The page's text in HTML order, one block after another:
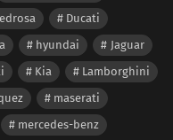
Ducati
hyundai
Jaguar
Kia
Lamborghini
maserati
mercedes-benz